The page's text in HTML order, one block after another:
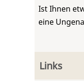
Ist Ihnen
eine
Links